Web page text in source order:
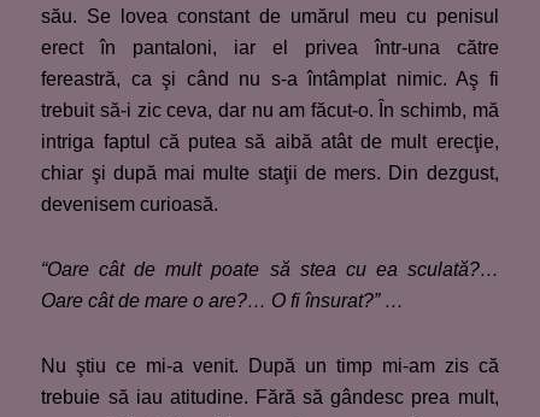
său. Se lovea constant de umărul meu cu penisul
erect în pantaloni, iar el privea într-una către
fereastră, ca şi când nu s-a întâmplat nimic. Aş fi
trebuit să-i zic ceva, dar nu am făcut-o. În schimb, mă
intriga faptul că putea să aibă atât de mult erecţie,
chiar şi după mai multe staţii de mers. Din dezgust,
devenisem curioasă.
“Oare cât de mult poate să stea cu ea sculată?…
Oare cât de mare o are?… O fi însurat?”…
Nu ştiu ce mi-a venit. După un timp mi-am zis că
trebuie să iau atitudine. Fără să gândesc prea mult,